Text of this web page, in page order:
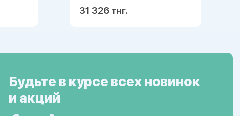
31 326 тнг.
Будьте в курсе всех новинок
и акций